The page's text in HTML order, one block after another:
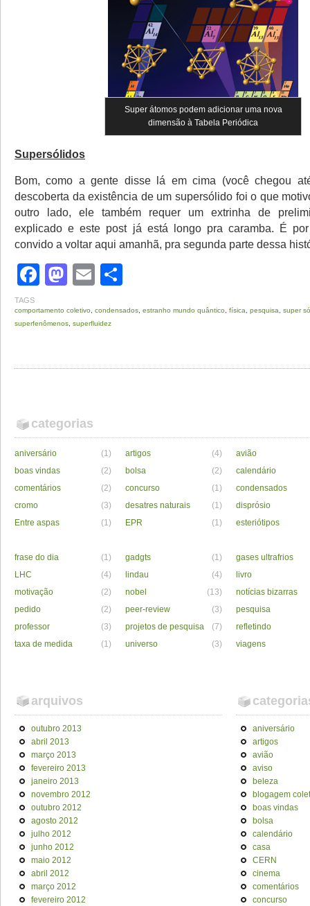
Super átomos podem adicionar uma nova
dimensão à Tabela Periódica
Supersólidos
Bom, como a gente disse lá em cima (você chegou
descoberta da existência de um supersólido foi o que
outro lado, ele também requer um extrinha de
explicado e este post já está longo pra caramba. É
convido a voltar aqui amanhã, pra segunda parte dessa
Facebook
Mastodon
Email
TAGS
comportamento coletivo condensados estranho mundo quântico física pesquisa
super
superfenômenos superfluidez
categorias
aniversário (1) artigos (4)
avião
boas vindas
(2) bolsa (2)
calendário
comentários
(2) concurso (1)
condensados
cromo
(3) desatres naturais (1)
disprósio
Entre aspas
(1) EPR (1) esteriótipos
frase do dia (1) gadgts (1)
gases ultrafrios
LHC
(4) lindau (4)
livro
motivação
(2) nobel (13)
notícias bizarras
pedido
(2) peer-review (3)
pesquisa
professor
(3) projetos de pesquisa (7)
refletindo
taxa de medida
(1) universo (3) viagens
arquivos
outubro 2013
abril 2013
março 2013
fevereiro 2013
janeiro 2013
novembro 2012
outubro 2012
agosto 2012
julho 2012
junho 2012
maio 2012
abril 2012
março 2012
fevereiro 2012
aniversário
artigos
avião
aviso
beleza
blogagem
boas vindas
bolsa
calendário
casa
CERN
cinema
comentários
concurso